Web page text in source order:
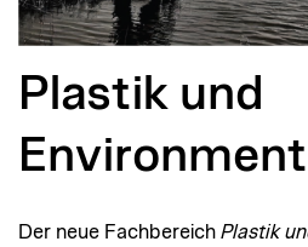
Plastik und
Environment
Der neue Fachbereich Plastik